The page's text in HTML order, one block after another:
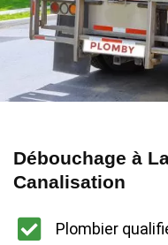
Débouchage à
Canalisation
Plombier